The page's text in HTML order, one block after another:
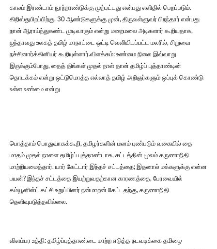
காலம் இரண்டாம் நூற்றாண்டுக்கு முற்பட்டது என்பது எளிதில் பெறப்படும்.
கிறிஸ்துபிறப்பிற்கு, 30 ஆண்டுகளுக்கு முன், திருவள்ளுவர் பிறந்தார் என்பது
நான் ஆராய்ந்துகண்ட முடிவாகும் என்று மறைமலை அடிகளார் கூறியதாக,
ஐந்தாவது உலகத் தமிழ் மாநாட்டை ஒட்டி வெளியிடப்பட்ட மலரில், சிறுவை
நச்சினார்க்கினியர் கூறியுள்ளார்.விளக்கம்: உண்மை நிலை இவ்வாறு
இருக்கும்போது, தைத் திங்கள் முதல் நாள் தான் தமிழ்ப் புத்தாண்டின்
தொடக்கம் என்று ஒட்டுமொத்த எல்லாத் தமிழ் அறிஞர்களும் ஒப்புக் கொண்டு
உள்ள உண்மை என்று
பொத்தாம் பொதுவாகக்கூறி, தமிழர்களின் மனம் புண்படும் வகையில் தை
மாதம் முதல் நாளை தமிழ்ப் புத்தாண்டாக, சட்டத்தின் மூலம் கருணாநிதி
மாற்றியமைத்தார். யார் கேட்டார் இந்தச் சட்டத்தை; இதனால் மக்களுக்கு என்ன
பயன்? இந்தச் சட்டத்தை இயற்றுவதற்கான காரணத்தை, பேரவையில்
கம்யூனிஸ்ட் கட்சி உறுப்பினர் நன்மாறன் கேட்டதற்கு, கருணாநிதி
தெளிவுபடுத்தவில்லை.
விளம்பர உத்தி: தமிழ்ப்புத்தாண்டை மாற்ற எடுத்த நடவடிக்கை தமிழை